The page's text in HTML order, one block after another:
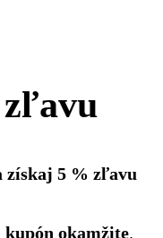
získaj 5 % zľavu
kupón okamžite.